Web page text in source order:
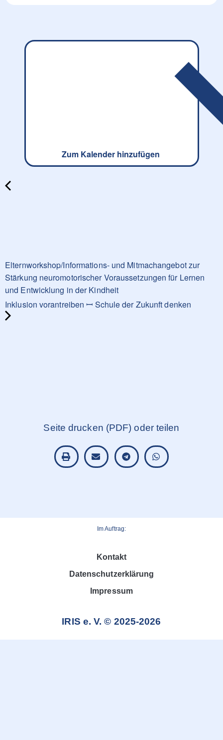
Zum Kalender hinzufügen
Elternworkshop/Informations- und Mitmachangebot zur
Stärkung neuromotorischer Voraussetzungen für Lernen
und Entwicklung in der Kindheit
Inklusion vorantreiben ꟷ Schule der Zukunft denken
Seite drucken (PDF) oder teilen
Im Auftrag:
Kontakt
Datenschutzerklärung
Impressum
IRIS e. V. © 2025-2026